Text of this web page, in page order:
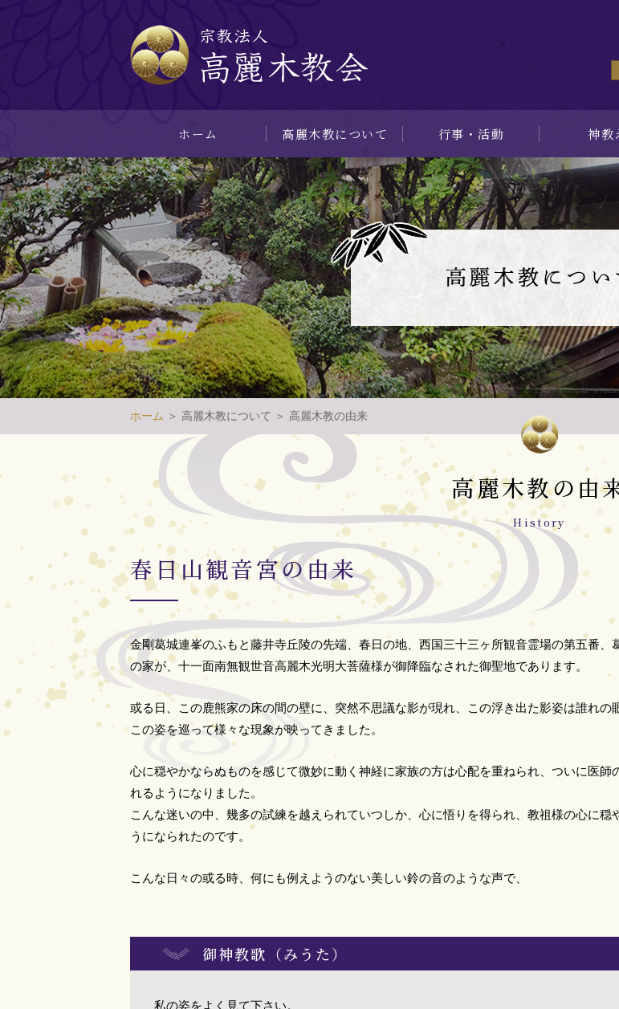
ホーム ⾼麗⽊教について ⾏事・活動 神教
ホーム ＞ ⾼麗⽊教について ＞ ⾼麗⽊教の由来
⾼麗⽊教の由
History
春日山観音宮の由来
金剛葛城連峯のふもと藤井寺丘陵の先端、春日の地、西国三十三ヶ所観音霊場の第五番
の家が、十一面南無観世音高麗木光明大菩薩様が御降臨なされた御聖地であります。
或る日、この鹿熊家の床の間の壁に、突然不思議な影が現れ、この浮き出た影姿は誰れ
この姿を巡って様々な現象が映ってきました。
心に穏やかならぬものを感じて微妙に動く神経に家族の方は心配を重ねられ、ついに医
れるようになりました。
こんな迷いの中、幾多の試練を越えられていつしか、心に悟りを得られ、教祖様の心に
うになられたのです。
こんな日々の或る時、何にも例えようのない美しい鈴の音のような声で、
御神教歌（みうた）
私の姿をよく見て下さい。